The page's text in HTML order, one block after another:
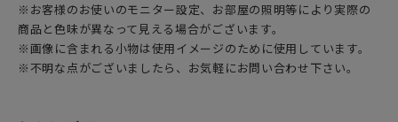
※お客様のお使いのモニター設定、お部屋の照明等により実際の
商品と色味が異なって見える場合がございます。
※画像に含まれる小物は使用イメージのために使用しています。
※不明な点がございましたら、お気軽にお問い合わせ下さい。